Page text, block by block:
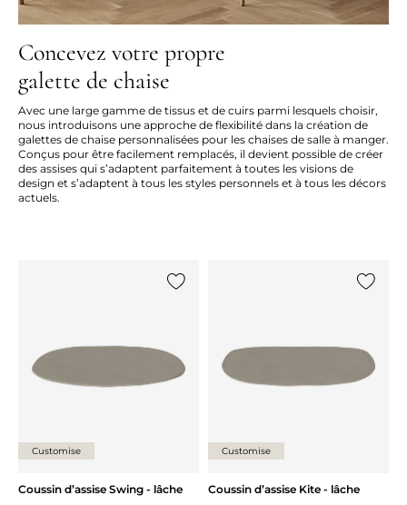
Concevez votre propre
galette de chaise
Avec une large gamme de tissus et de cuirs parmi lesquels choisir,
nous introduisons une approche de flexibilité dans la création de
galettes de chaise personnalisées pour les chaises de salle à manger.
Conçus pour être facilement remplacés, il devient possible de créer
des assises qui s’adaptent parfaitement à toutes les visions de
design et s’adaptent à tous les styles personnels et à tous les décors
actuels.
Customise
Coussin d’assise Swing - lâche
Customise
Coussin d’assise Kite - lâche